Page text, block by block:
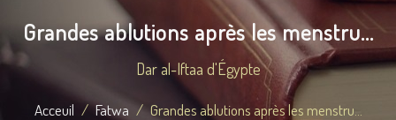
Grandes ablutions après les menstru...
Dar al-Iftaa d'Égypte
Acceuil Fatwa Grandes ablutions après les menstru...